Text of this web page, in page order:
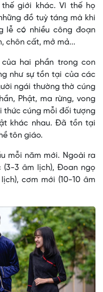
giới khác. Vì thế họ
đồ tuỳ táng mà khi
lễ có nhiều công đoạn
chôn cất, mở mả...
hai phần trong con
như sự tồn tại của các
ngái thường thờ cúng
Phật, ma rừng, vong
thức cúng mỗi đối tượng
khác nhau. Ðã tồn tại
tôn giáo.
mỗi năm mới. Ngoài ra
3 âm lịch), Ðoan ngọ
cơm mới (10-10 âm